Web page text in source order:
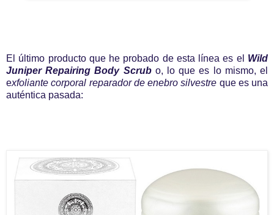
El último producto que he probado de esta línea es el Wild
Juniper Repairing Body Scrub o, lo que es lo mismo, el
exfoliante corporal reparador de enebro silvestre que es una
auténtica pasada: